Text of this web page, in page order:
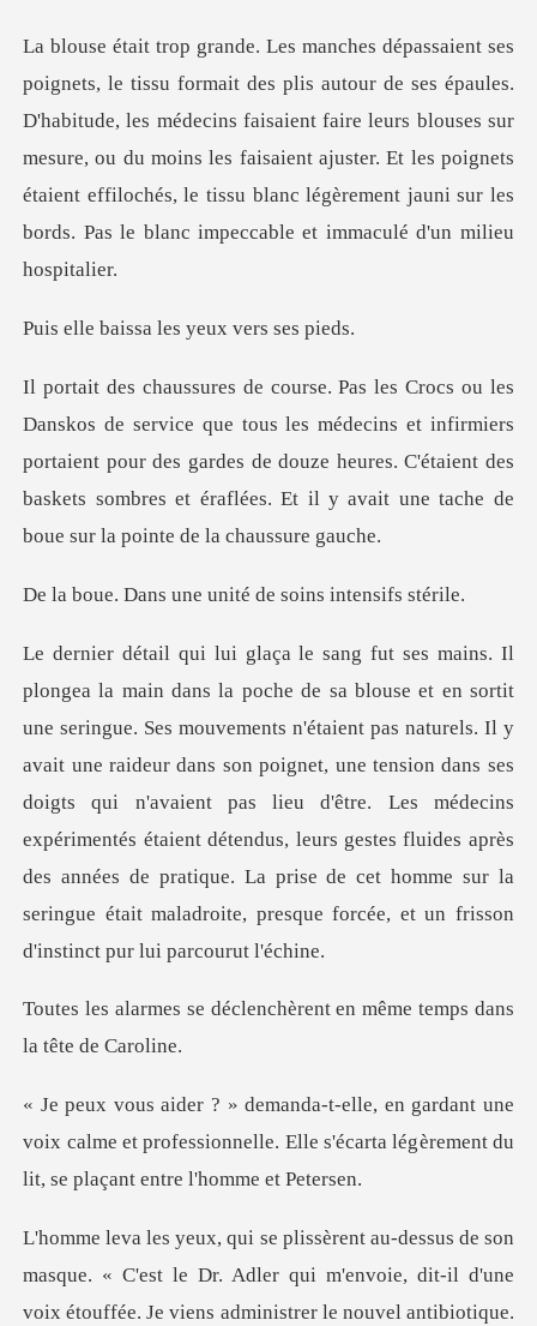
bitude, les médecins faisaient faire leurs blouses sur
mesure, ou du moins les faisaient ajuster. Et les poignets
étaien
ssa les yeux
médecins et infirmiers
portaient pour des gardes de douze heures. C'étaient des
baskets
ne unité de soins
els. Il y
avait une raideur dans son poignet, une tension dans ses
doigts qui n'avaient pas lieu d'être. Les médecins
expérimentés étaient détendus, leurs gestes
lenchèrent en même temps
une
voix calme et professionnelle. Elle s'écarta lég
masque. « C'est le Dr. Adler qui m'envoie, dit-il d'une
vo